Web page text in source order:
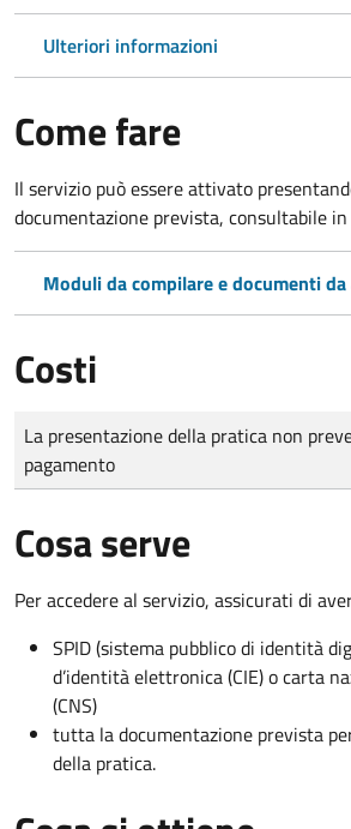
Ulteriori informazioni
Come fare
Il servizio può essere attivato
documentazione prevista, consultabile in
Moduli da compilare e documenti
Costi
Tipo di pagamento
Importo
La presentazione della pratica non
pagamento
Cosa serve
Per accedere al servizio, assicurati di
SPID (sistema pubblico di identità
d’identità elettronica (CIE) o carta
(CNS)
tutta la documentazione prevista
della pratica.